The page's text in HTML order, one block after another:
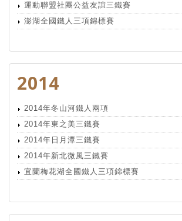
運動聯盟社團公益友誼三鐵賽
澎湖全國鐵人三項錦標賽
2014
2014年冬山河鐵人兩項
2014年東之美三鐵賽
2014年日月潭三鐵賽
2014年新北微風三鐵賽
宜蘭梅花湖全國鐵人三項錦標賽